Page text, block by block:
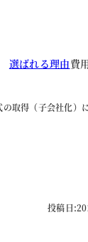
選ばれる理由費
取得（子会社化）
投稿日: